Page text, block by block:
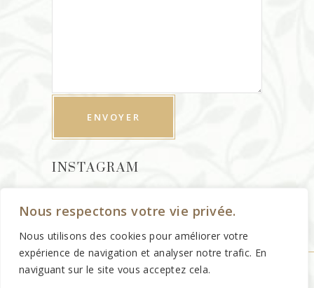
Nous respectons votre vie privée.
Nous utilisons des cookies pour améliorer votre
expérience de navigation et analyser notre trafic. En
naviguant sur le site vous acceptez cela.
INSTAGRAM